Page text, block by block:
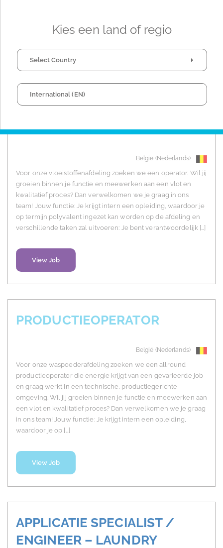
functie: Als Inventory Coördinator ben je verantwoordelijk
voor de continue […]
OPERATOR AANMAKER
België (Nederlands)
Voor onze vloeistoffenafdeling zoeken we een operator. Wil jij
groeien binnen je functie en meewerken aan een vlot en
kwalitatief proces? Dan verwelkomen we je graag in ons
team! Jouw functie: Je krijgt intern een opleiding, waardoor je
op termijn polyvalent ingezet kan worden op de afdeling en
verschillende taken zal uitvoeren: Je bent verantwoordelijk […]
View Job
PRODUCTIEOPERATOR
België (Nederlands)
Voor onze waspoederafdeling zoeken we een allround
productieoperator die energie krijgt van een gevarieerde job
en graag werkt in een technische, productiegerichte
omgeving. Wil jij groeien binnen je functie en meewerken aan
een vlot en kwalitatief proces? Dan verwelkomen we je graag
in ons team! Jouw functie: Je krijgt intern een opleiding,
waardoor je op […]
View Job
APPLICATIE SPECIALIST /
ENGINEER – LAUNDRY
Kies een land of regio
Select Country
International (EN)